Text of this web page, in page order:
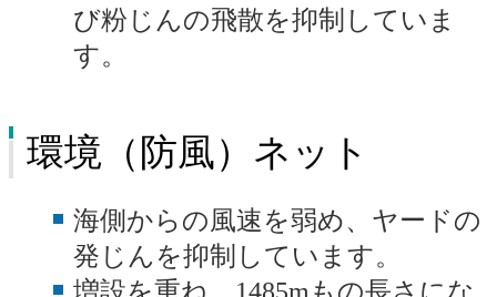
ISO登録証・JIS認証書（名古屋製鉄所）
周辺地域のご案内（名古屋製鉄所）
び粉じんの飛散を抑制していま
す。
環境（防風）ネット
海側からの風速を弱め、ヤードの
発じんを抑制しています。